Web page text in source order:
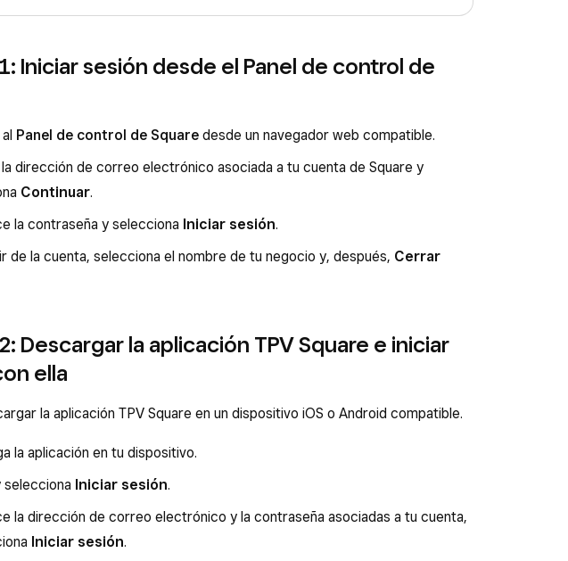
Iniciar sesión desde el Panel de control de
Panel de control de Square desde un navegador web compatible.
dirección de correo electrónico asociada a tu cuenta de Square y
Continuar.
la contraseña y selecciona Iniciar sesión.
de la cuenta, selecciona el nombre de tu negocio y, después, Cerrar
Descargar la aplicación TPV Square e iniciar
ella
la aplicación TPV Square en un dispositivo iOS o Android compatible.
la aplicación en tu dispositivo.
selecciona Iniciar sesión.
la dirección de correo electrónico y la contraseña asociadas a tu cuenta,
Iniciar sesión.